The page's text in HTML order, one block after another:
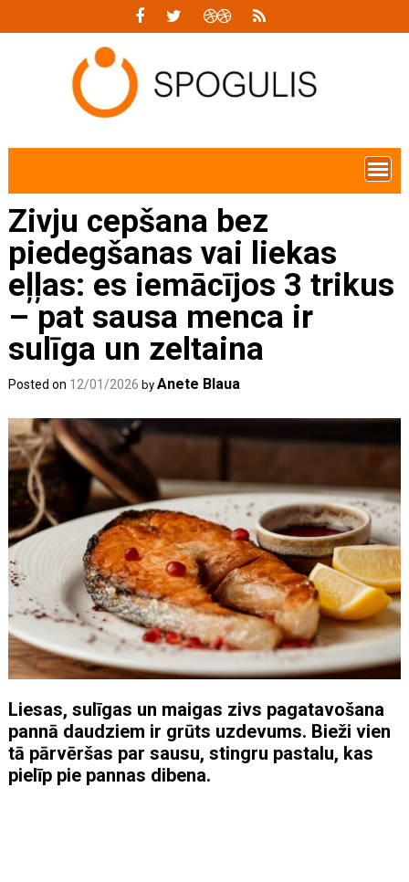
Zivju cepšana bez
piedegšanas vai liekas
eļļas: es iemācījos 3 trikus
– pat sausa menca ir
sulīga un zeltaina
Posted on 12/01/2026 byAnete Blaua
Liesas, sulīgas un maigas zivs pagatavošana
pannā daudziem ir grūts uzdevums. Bieži vien
tā pārvēršas par sausu, stingru pastalu, kas
pielīp pie pannas dibena.